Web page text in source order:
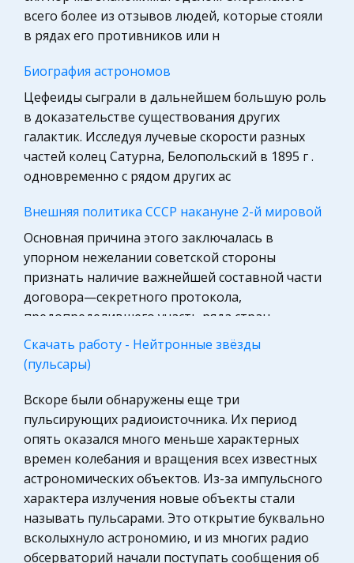
Микроэкономика, экономика предприятия,
предпринимательство
География, Экономическая география
Международное право
Компьютеры, Программирование
Педагогика
Маркетинг, товароведение, реклама
Право
Политология, Политистория
Биология
Международное частное право
Гражданская оборона
Трудовое право
Экскурсии и туризм
Медицина
Государственное регулирование, Таможня,
Налоги
История государства и права зарубежных
стран
Ценные бумаги
Культурология
всего более из отзывов людей, которые стояли
в рядах его противников или н
Биография астрономов
Цефеиды сыграли в дальнейшем большую роль
в доказательстве существования других
галактик. Исследуя лучевые скорости разных
частей колец Сатурна, Белопольский в 1895 г .
одновременно с рядом других ас
Внешняя политика СССР накануне 2-й мировой
Основная причина этого заключалась в
упорном нежелании советской стороны
признать наличие важнейшей составной части
договора—секретного протокола,
предопределившего участь ряда стран
Восточной Европы.
Концепции иерархической Вселенной по
Лапласу
Родился 23 марта 1749 в Бомон-ан-Ож
(Нормандия). Учился в школе монашеского
ордена бенедиктинцев. В 1766 приехал в Париж.
Занимался математикой, публиковался в
математическом журнале Ж.Лагранжа. В 17
Город и человек
Действительно, урбанизация и заселенность
Скачать работу - Нейтронные звёзды
(пульсары)
Вскоре были обнаружены еще три
пульсирующих радиоисточника. Их период
опять оказался много меньше характерных
времен колебания и вращения всех известных
астрономических объектов. Из-за импульсного
характера излучения новые объекты стали
называть пульсарами. Это открытие буквально
всколыхнуло астрономию, и из многих радио
обсерваторий начали поступать сообщения об